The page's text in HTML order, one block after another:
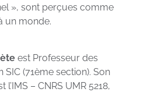
», sont perçues comme
un monde.
est Professeur des
SIC (71ème section). Son
l’IMS – CNRS UMR 5218,